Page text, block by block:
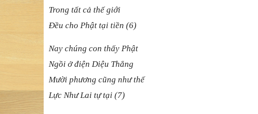
Trong tất cả thế giới
Đều cho Phật tại tiền (6)
Nay chúng con thấy Phật
Ngồi ở điện Diệu Thắng
Mười phương cũng như thế
Lực Như Lai tự tại (7)